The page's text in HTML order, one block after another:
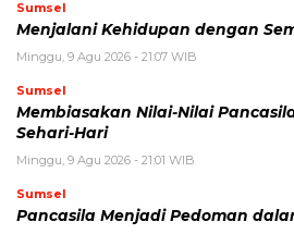
Sumsel
Menjalani Kehidupan dengan
Minggu, 9 Agu 2026 - 21:07 WIB
Sumsel
Membiasakan Nilai-Nilai
Sehari-Hari
Minggu, 9 Agu 2026 - 21:01 WIB
Sumsel
Pancasila Menjadi Pedoman